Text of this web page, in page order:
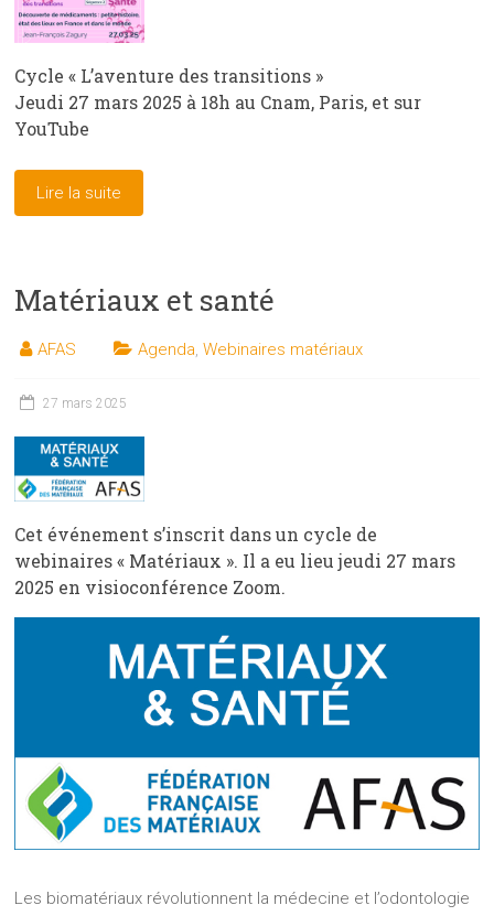
Cycle « L’aventure des transitions »
Jeudi 27 mars 2025 à 18h au Cnam, Paris, et sur
YouTube
Lire la suite
Matériaux et santé
AFAS Agenda,Webinaires matériaux
27 mars 2025
Cet événement s’inscrit dans un cycle de
webinaires « Matériaux ». Il a eu lieu jeudi 27 mars
2025 en visioconférence Zoom.
Les biomatériaux révolutionnent la médecine et l’odontologie